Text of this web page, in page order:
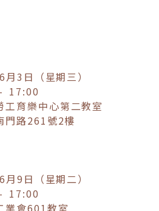
3日（星期三）
17:00
育樂中心第二教室
門路261號2樓
9日（星期二）
17:00
業會601教室